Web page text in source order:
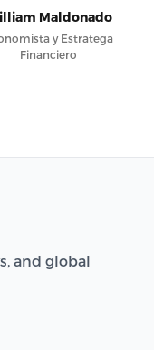
Maldonado
y Estratega
Financiero
and global